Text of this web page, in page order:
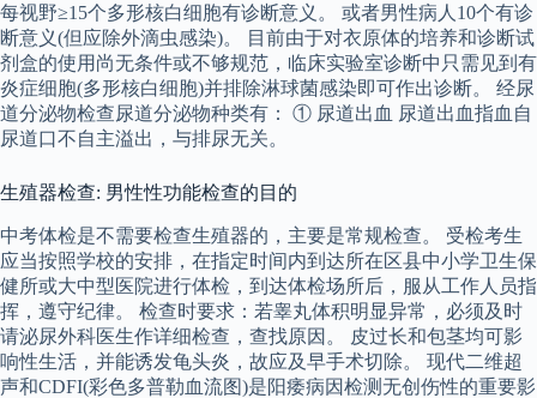
每视野≥15个多形核白细胞有诊断意义。 或者男性病人10个有诊
断意义(但应除外滴虫感染)。 目前由于对衣原体的培养和诊断试
剂盒的使用尚无条件或不够规范，临床实验室诊断中只需见到有
炎症细胞(多形核白细胞)并排除淋球菌感染即可作出诊断。 经尿
道分泌物检查尿道分泌物种类有： ① 尿道出血 尿道出血指血自
尿道口不自主溢出，与排尿无关。
生殖器检查: 男性性功能检查的目的
中考体检是不需要检查生殖器的，主要是常规检查。 受检考生
应当按照学校的安排，在指定时间内到达所在区县中小学卫生保
健所或大中型医院进行体检，到达体检场所后，服从工作人员指
挥，遵守纪律。 检查时要求：若睾丸体积明显异常，必须及时
请泌尿外科医生作详细检查，查找原因。 皮过长和包茎均可影
响性生活，并能诱发龟头炎，故应及早手术切除。 现代二维超
声和CDFI(彩色多普勒血流图)是阳痿病因检测无创伤性的重要影